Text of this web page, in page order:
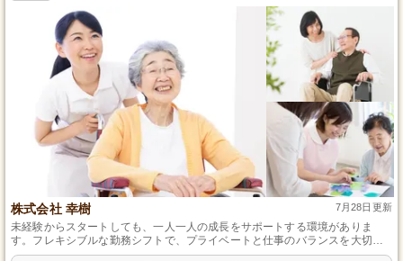
株式会社 幸樹 7月28日更新
未経験からスタートしても、一人一人の成長をサポートする環境がありま
す。フレキシブルな勤務シフトで、プライベートと仕事のバランスを大切に
しながら、やりがいのある介護職に挑戦できます。